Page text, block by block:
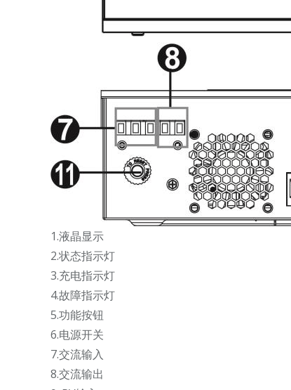
1.液晶显示
2.状态指示灯
3.充电指示灯
4.故障指示灯
5.功能按钮
6.电源开关
7.交流输入
8.交流输出